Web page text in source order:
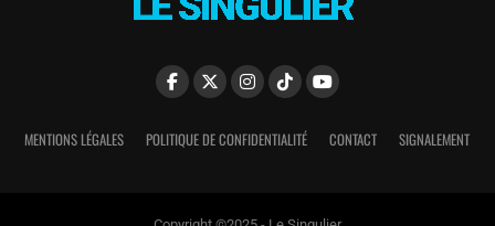
MENTIONS LÉGALES POLITIQUE DE CONFIDENTIALITÉ CONTACT SIGNALEMENT